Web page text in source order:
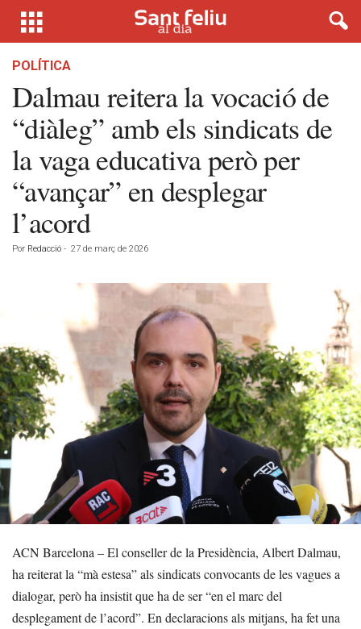
POLÍTICA
Dalmau reitera la vocació de
“diàleg” amb els sindicats de
la vaga educativa però per
“avançar” en desplegar
l’acord
Por Redacció - 27 de març de 2026
ACN Barcelona – El conseller de la Presidència, Albert Dalmau,
ha reiterat la “mà estesa” als sindicats convocants de les vagues a
dialogar, però ha insistit que ha de ser “en el marc del
desplegament de l’acord”. En declaracions als mitjans, ha fet una